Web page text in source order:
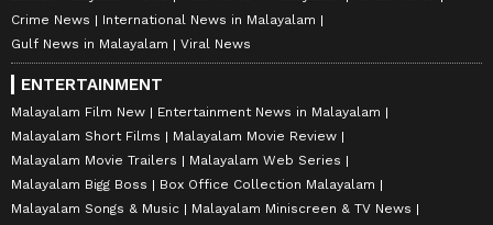
Crime News
International News in Malayalam
Gulf News in Malayalam
Viral News
ENTERTAINMENT
Malayalam Film New
Entertainment News in Malayalam
Malayalam Short Films
Malayalam Movie Review
Malayalam Movie Trailers
Malayalam Web Series
Malayalam Bigg Boss
Box Office Collection Malayalam
Malayalam Songs & Music
Malayalam Miniscreen & TV News